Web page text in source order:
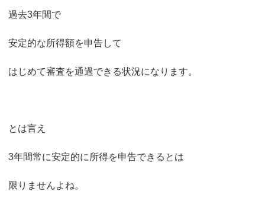
過去3年間で
安定的な所得額を申告して
はじめて審査を通過できる状況になります。
とは言え
3年間常に安定的に所得を申告できるとは
限りませんよね。